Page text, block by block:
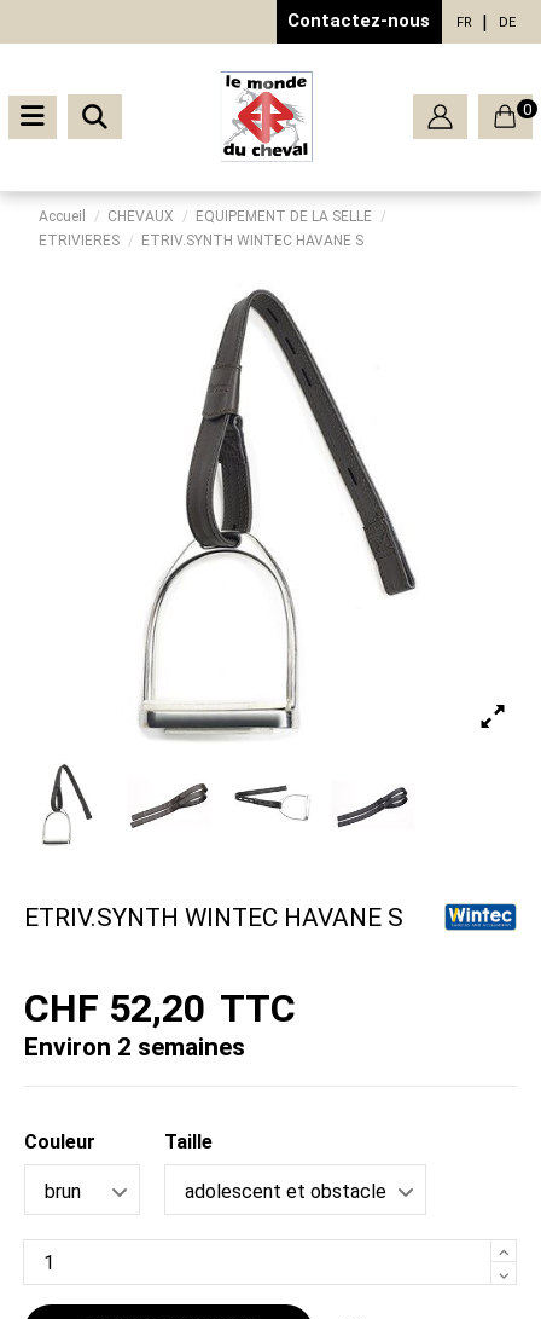
Contactez-nous FR DE
0
Accueil CHEVAUX
EQUIPEMENT DE LA SELLE
ETRIVIERES
ETRIV.SYNTH WINTEC HAVANE S
ETRIV.SYNTH WINTEC HAVANE S
CHF 52,20 TTC
Environ 2 semaines
Couleur Taille